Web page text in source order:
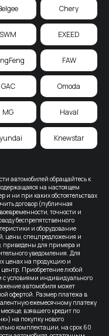
автомобилей обращайтесь к
на настоящем
и ни при каких обстоятельствах
договор (публичная
точности и
беспрепятственного
и оборудование
цены, спецпредложения и
приведены для примера и
уведомления. Для
ценах на продукцию и
Приобретение любой
с условиями индивидуального
автомобиля может
офертой. Размер платежа в
ежемесячному платежу
взявшего кредит по
на покупку нового
комплектации, на срок 60
Chery
SWM EXEED
FAW
GAC Omoda
MG Haval
Knewstar